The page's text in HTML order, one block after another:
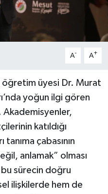
A- A+
üyesi Dr. Murat
yoğun ilgi gören
katıldığı
çabasının
anlamak” olması
sürecin doğru
ilişkilerde hem de